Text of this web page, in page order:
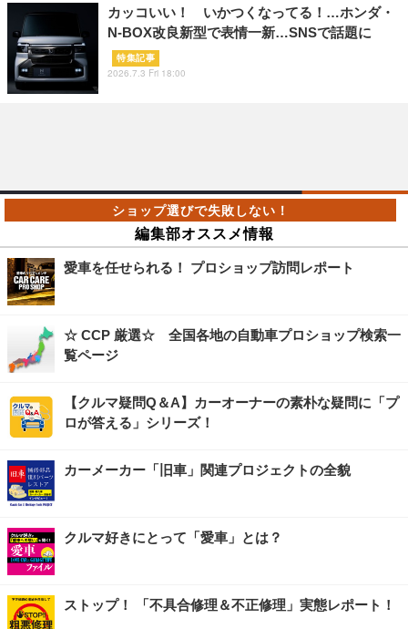
カッコいい！ いかつくなってる！…ホンダ・
N-BOX改良新型で表情一新…SNSで話題に
特集記事
2026.7.3 Fri 18:00
編集部オススメ情報
愛車を任せられる！ プロショップ訪問レポート
☆ CCP 厳選☆ 全国各地の自動車プロショップ検索一
覧ページ
【クルマ疑問Q＆A】カーオーナーの素朴な疑問に「プ
ロが答える」シリーズ！
カーメーカー「旧車」関連プロジェクトの全貌
クルマ好きにとって「愛車」とは？
ストップ！ 「不具合修理＆不正修理」実態レポート！